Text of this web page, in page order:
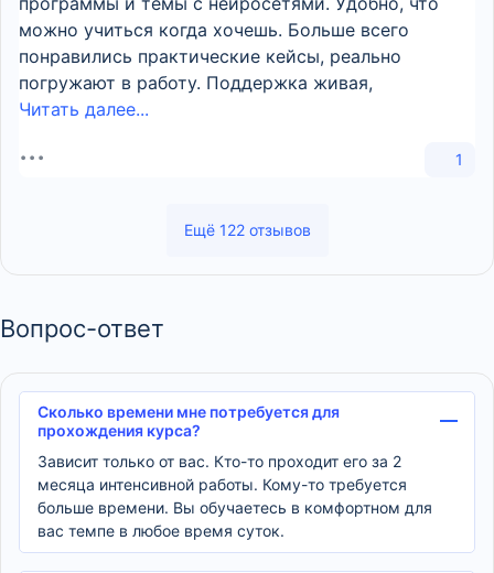
можно учиться когда хочешь. Больше всего
понравились практические кейсы, реально
погружают в работу. Поддержка живая,
Читать далее...
1
Ещё 122 отзывов
Вопрос-ответ
Сколько времени мне потребуется для
прохождения курса?
Зависит только от вас. Кто-то проходит его за 2
месяца интенсивной работы. Кому-то требуется
больше времени. Вы обучаетесь в комфортном для
вас темпе в любое время суток.